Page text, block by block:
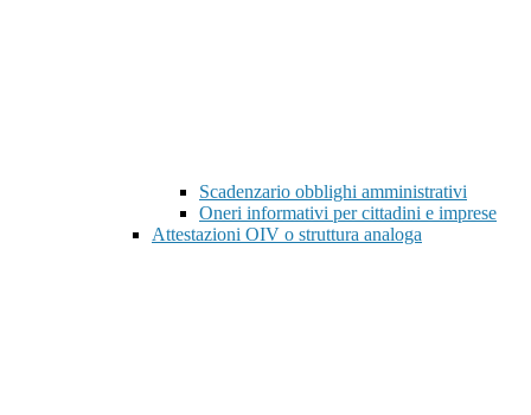
Scadenzario obblighi amministrativi
Oneri informativi per cittadini e imprese
Attestazioni OIV o struttura analoga